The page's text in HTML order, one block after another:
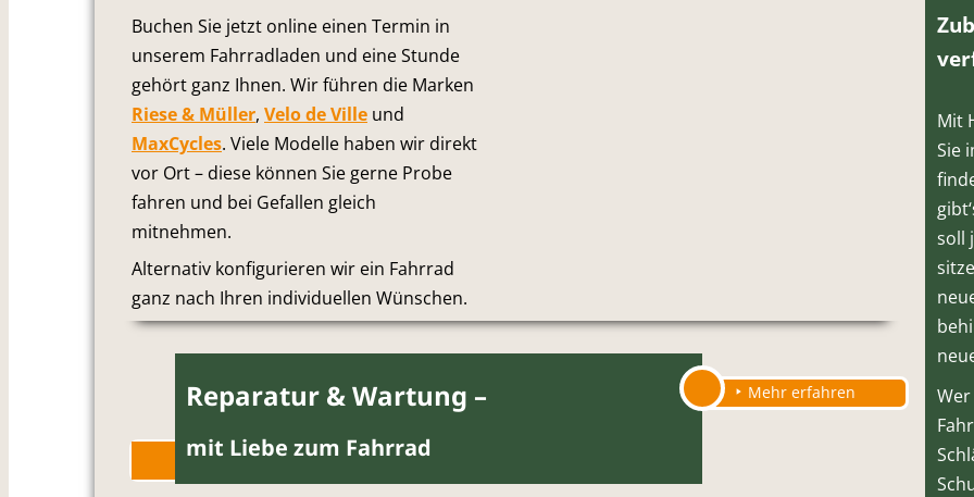
Buchen Sie jetzt online einen Termin in
unserem Fahrradladen und eine Stunde
gehört ganz Ihnen. Wir führen die Marken
Riese & Müller, Velo de Ville und
MaxCycles. Viele Modelle haben wir direkt
vor Ort – diese können Sie gerne Probe
fahren und bei Gefallen gleich
mitnehmen.
Alternativ konfigurieren wir ein Fahrrad
ganz nach Ihren individuellen Wünschen.
Reparatur & Wartung –
mit Liebe zum Fahrrad
Mehr erfahren
Werkstatt-Termin buchen
Mit
Sie
soll